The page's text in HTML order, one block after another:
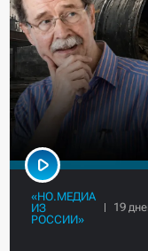
«НО.МЕДИА
ИЗ
РОССИИ»